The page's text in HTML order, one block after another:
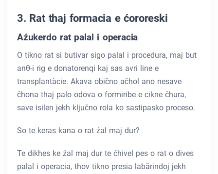
3. Rat thaj formacia e ćororeski
Aźukerdo rat palal i operacia
O tikno rat si butivar sigo palal i procedura, maj but
anθ-i rig e donatorenqi kaj sas avri line e
transplantàcie. Akava obično ačhol ano nesave
čhona thaj palo odova o formiribe e cikne čhura,
save isilen jekh ključno rola ko sastipasko proceso.
So te keras kana o rat źal maj dur?
Te dikhes ke źal maj dur te ćhivel pes o rat o dives
palal i operacia, thov tikno presia labărindoj jekh